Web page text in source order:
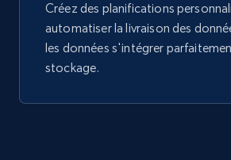
Créez des planifications
automatiser la livraison des
les données s'intégrer
stockage.